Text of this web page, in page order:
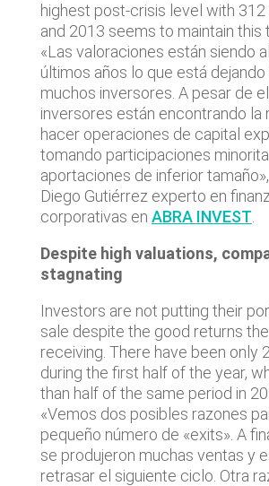
highest post-crisis level with
and 2013 seems to maintain this
«Las valoraciones están siendo
últimos años lo que está dejando
muchos inversores. A pesar de
inversores están encontrando la
hacer operaciones de capital
tomando participaciones
aportaciones de inferior
Diego Gutiérrez experto en
corporativas en ABRA INVEST
Despite high valuations,
stagnating
Investors are not putting their
sale despite the good returns
receiving. There have been only
during the first half of the year,
than half of the same period in
«Vemos dos posibles razones
pequeño número de «exits». A
se produjeron muchas ventas y
retrasar el siguiente ciclo. Otra